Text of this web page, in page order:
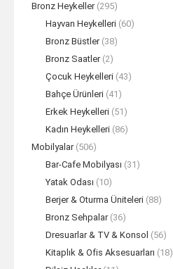
Bronz Heykeller (295)
Hayvan Heykelleri (60)
Bronz Büstler (38)
Bronz Saatler (2)
Çocuk Heykelleri (43)
Bahçe Ürünleri (41)
Erkek Heykelleri (51)
Kadın Heykelleri (86)
Mobilyalar (506)
Bar-Cafe Mobilyası (31)
Yatak Odası (10)
Berjer & Oturma Üniteleri (88)
Bronz Sehpalar (36)
Dresuarlar & TV & Konsol (56)
Kitaplık & Ofis Aksesuarları (18)